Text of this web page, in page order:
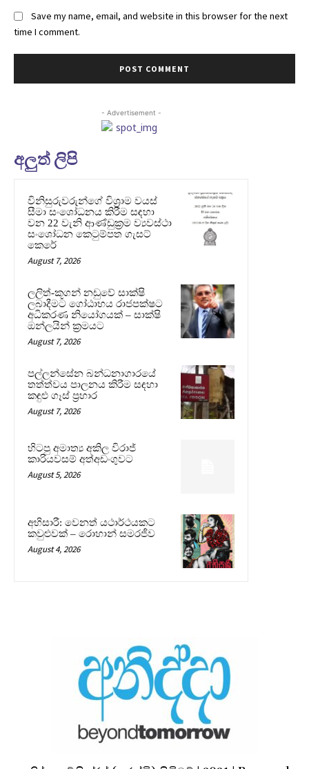
Save my name, email, and website in this browser for the next
time I comment.
- Advertisement -
අලුත් ලිපි
විනිසුරුවරුන්ගේ විශ්‍රාම වයස්
සීමා සංශෝධනය කිරීම සඳහා
වන 22 වැනි ආණ්ඩුක්‍රම ව්‍යවස්ථා
සංශෝධන කෙටුම්පත ගැසට්
කෙරේ
August 7, 2026
ලලිත්-කූගන් නඩුවේ සාක්ෂි
ලබාදීමට ගෝඨාභය රාජපක්ෂට
අධිකරණ නියෝගයක් – සාක්ෂි
ඔන්ලයින් ක්‍රමයට
August 7, 2026
පල්ලන්සේන බන්ධනාගාරයේ
තත්ත්වය පාලනය කිරීම සඳහා
කඳුළු ගෑස් ප්‍රහාර
August 7, 2026
හිටපු අමාත්‍ය අකිල විරාජ්
කාරියවසම් අත්අඩංගුවට
August 5, 2026
අභිසාරී: වෙනත් යථාර්ථයකට
කවුළුවක් – රොහාන් සමරජීව
August 4, 2026